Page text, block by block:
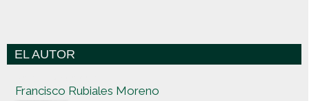
EL AUTOR
Francisco Rubiales Moreno